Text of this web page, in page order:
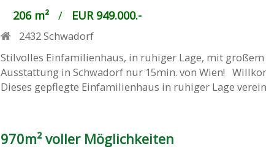
206 m²/ EUR 949.000.-
2432Schwadorf
Stilvolles Einfamilienhaus, in ruhiger Lage, mit
Ausstattung in Schwadorf nur 15min. von Wien!
Dieses gepflegte Einfamilienhaus in ruhiger Lage
970m² voller Möglichkeiten